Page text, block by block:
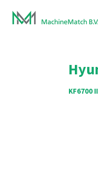
Ga
direct
KF6700